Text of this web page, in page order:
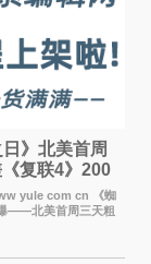
日》北美首周
复联4》200
画
com cn 《蜘
——北美首周三天粗
北美开画《复仇者
亿美元少200万出头，